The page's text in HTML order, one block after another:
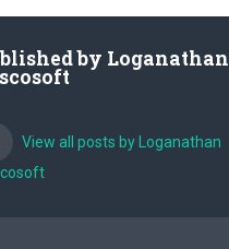
by Loganathan
View all posts by Loganathan